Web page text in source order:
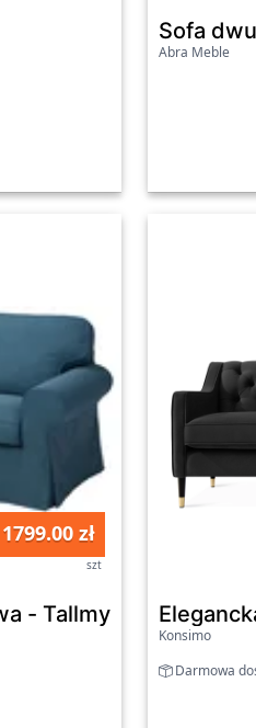
Sofa
Abra Meble
1799.00 zł
szt
- Tallmyra niebieski
Konsimo
Darmowa